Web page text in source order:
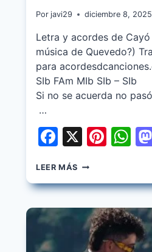
Por javi29 diciembre 8, 2025
Letra y acordes de
música de Quevedo?)
para
SIb FAm MIb
Si no se acuerda no
…
Facebook
X
LEER MÁS LA
QUEVEDO,
–
CAYO
NOCHE